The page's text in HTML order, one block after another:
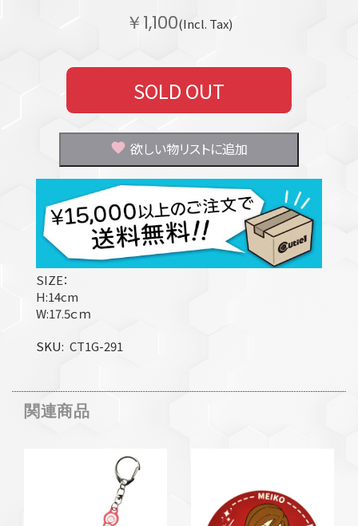
￥1,100(Incl. Tax)
SOLD OUT
欲しい物リストに追加
SIZE：
H:14cm
W:17.5ｃｍ
SKU CT1G-291
関連商品